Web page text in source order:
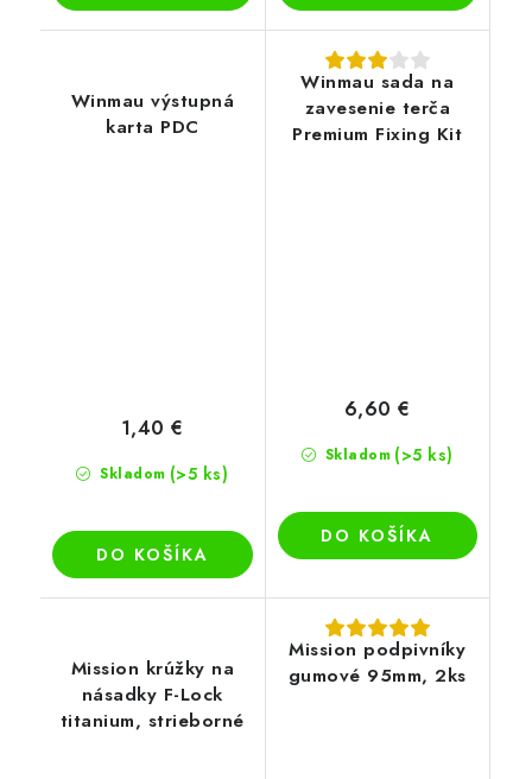
Winmau výstupná
karta PDC
Skladom (>5 ks)
1,40 €
DO KOŠÍKA
Winmau sada na
zavesenie terča
Premium Fixing Kit
Skladom (>5 ks)
6,60 €
DO KOŠÍKA
Mission krúžky na
násadky F-Lock
titanium, strieborné
Mission podpivníky
gumové 95mm, 2ks